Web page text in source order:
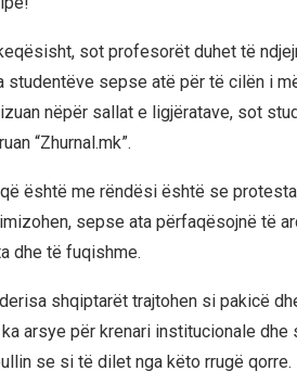
sot profesorët duhet të
studentëve sepse atë për të cilën i
nëpër sallat e ligjëratave, sot
“Zhurnal.mk”.
është me rëndësi është se
sepse ata përfaqësojnë të
dhe të fuqishme.
shqiptarët trajtohen si pakicë
ka arsye për krenari institucionale
se si të dilet nga këto rrugë qorre.